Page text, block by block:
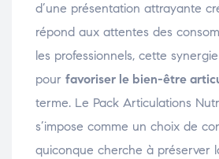
d’une présentation attrayante
répond aux attentes des
les professionnels, cette
pour favoriser le bien-être
terme. Le Pack Articulations
s’impose comme un choix de
quiconque cherche à préserver